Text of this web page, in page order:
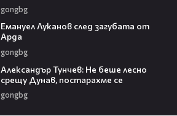
gongbg
Емануел Луканов след загубата от
Арда
gongbg
Александър Тунчев: Не беше лесно
срещу Дунав, постарахме се
gongbg